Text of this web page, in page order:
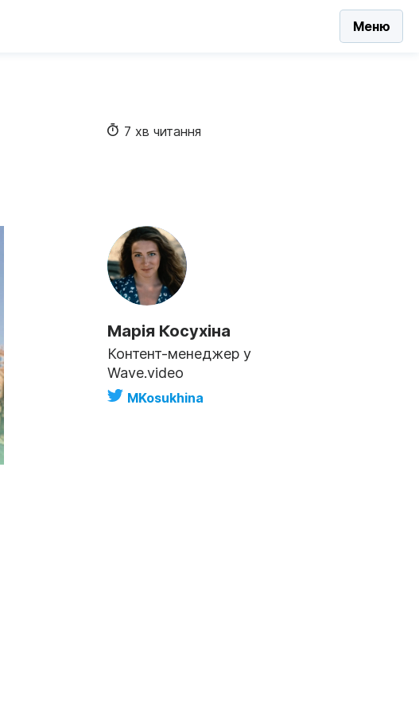
Меню
7 хв читання
Марія Косухіна
Контент-менеджер у
Wave.video
MKosukhina